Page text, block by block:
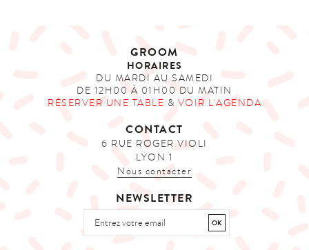
GROOM
HORAIRES
DU MARDI AU SAMEDI
DE 12H00 À 01H00 DU MATIN
RÉSERVER UNE TABLE & VOIR L'AGENDA
CONTACT
6 RUE ROGER VIOLI
LYON 1
Nous contacter
NEWSLETTER